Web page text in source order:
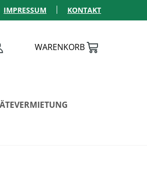
IMPRESSUM KONTAKT
WARENKORB